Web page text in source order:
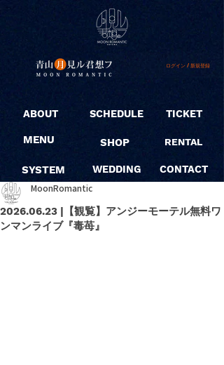
ログイン / 新規登録
ABOUT
MENU
SYSTEM
SCHEDULE
SHOP
WEDDING
TICKET
RENTAL
CONTACT
2026.06.23 |【観覧】アンジーモーテル無料ワ
ンマンライブ『毒苺』
MoonRomantic